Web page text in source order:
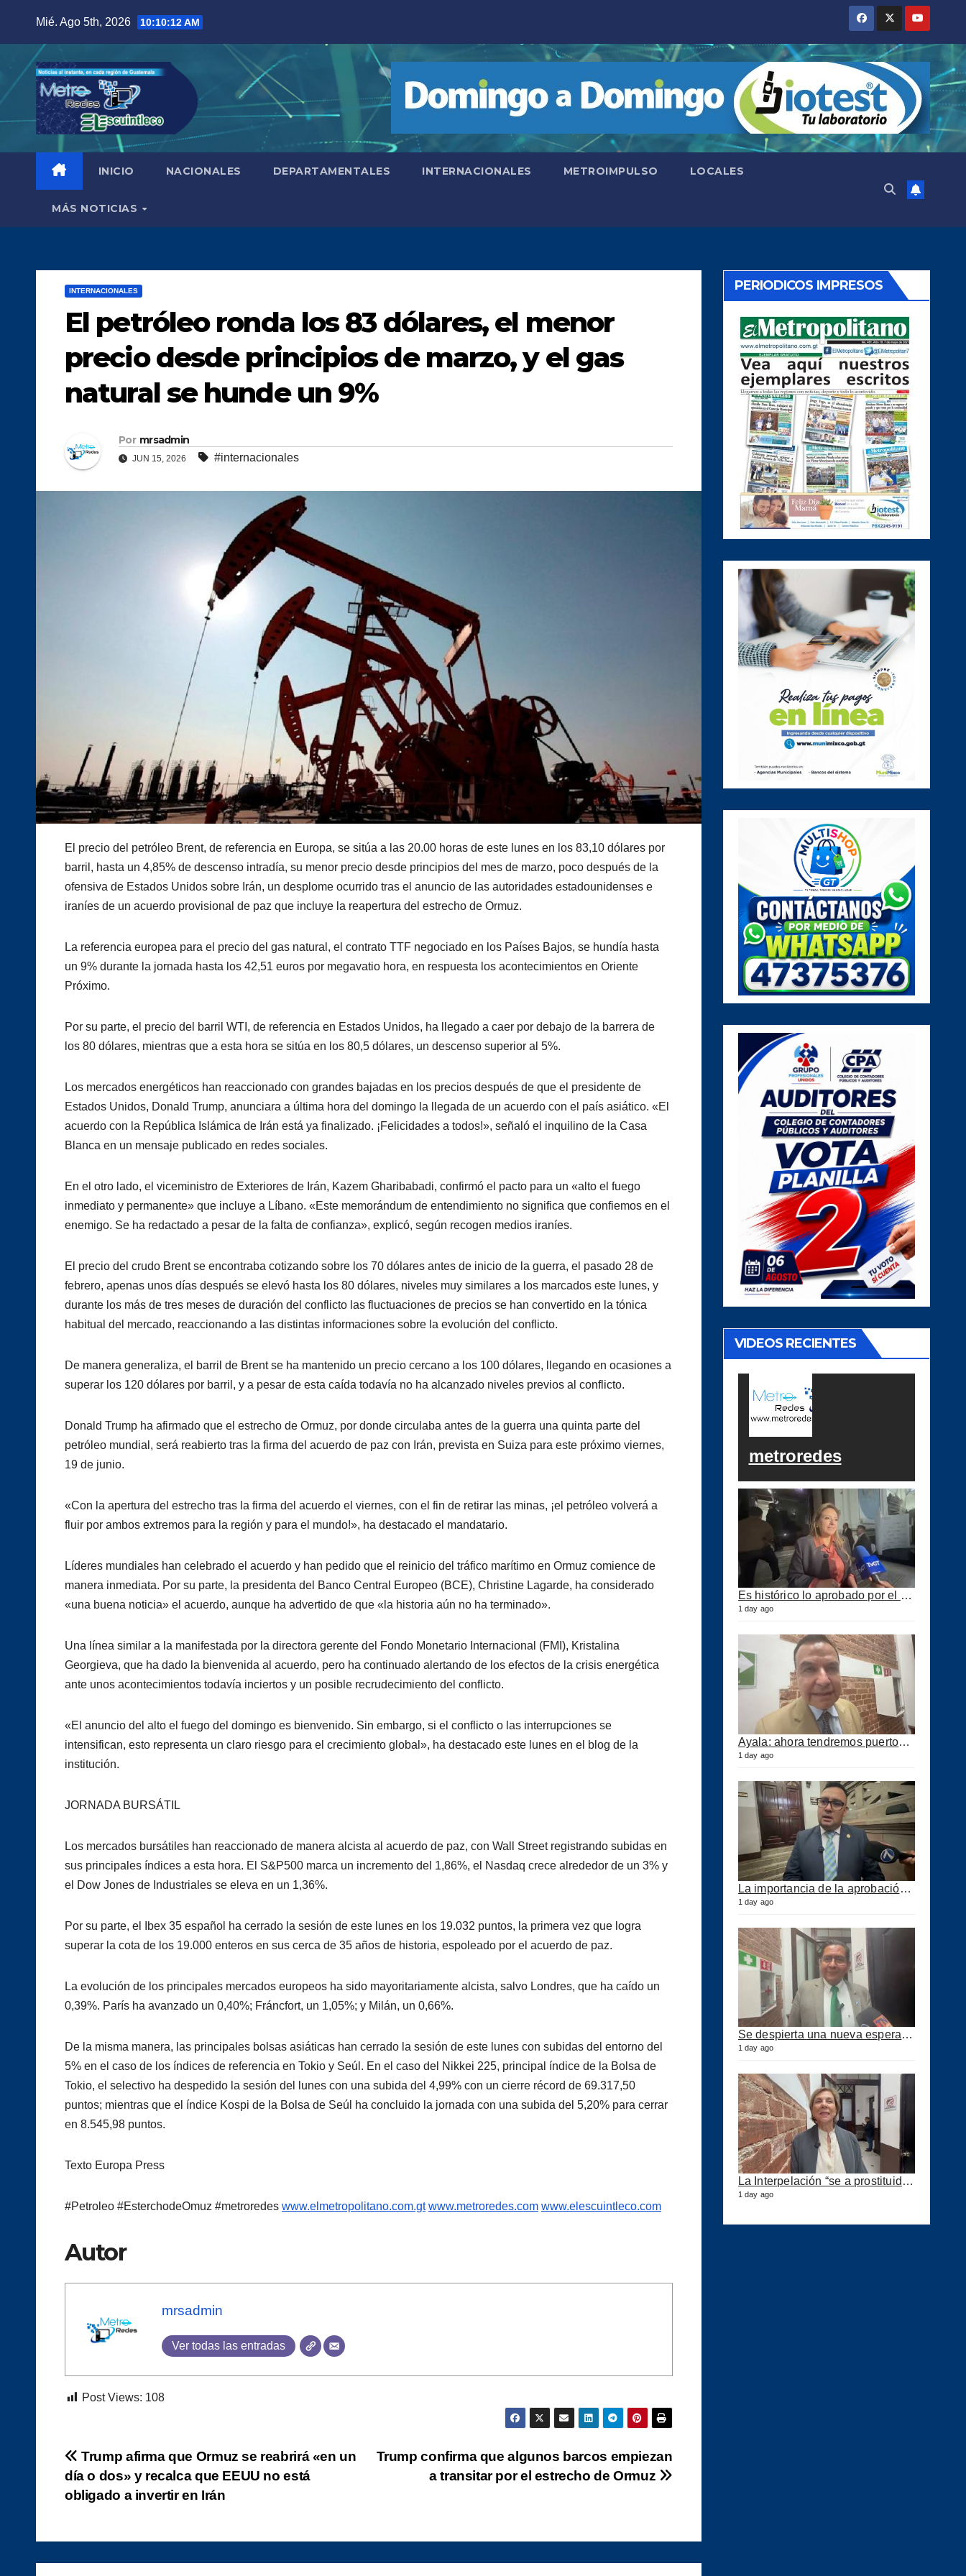
contenido
Mié. Ago 5th, 2026 10:10:14 AM
INICIO NACIONALES DEPARTAMENTALES INTERNACIONALES METROIMPULSO LOCALES
MÁS NOTICIAS
INTERNACIONALES
El petróleo ronda los 83 dólares, el menor
precio desde principios de marzo, y el gas
natural se hunde un 9%
Por mrsadmin
JUN 15, 2026 #internacionales
El precio del petróleo Brent, de referencia en Europa, se sitúa a las 20.00 horas de este lunes en los 83,10 dólares por
barril, hasta un 4,85% de descenso intradía, su menor precio desde principios del mes de marzo, poco después de la
ofensiva de Estados Unidos sobre Irán, un desplome ocurrido tras el anuncio de las autoridades estadounidenses e
iraníes de un acuerdo provisional de paz que incluye la reapertura del estrecho de Ormuz.
La referencia europea para el precio del gas natural, el contrato TTF negociado en los Países Bajos, se hundía hasta
un 9% durante la jornada hasta los 42,51 euros por megavatio hora, en respuesta los acontecimientos en Oriente
Próximo.
Por su parte, el precio del barril WTI, de referencia en Estados Unidos, ha llegado a caer por debajo de la barrera de
los 80 dólares, mientras que a esta hora se sitúa en los 80,5 dólares, un descenso superior al 5%.
Los mercados energéticos han reaccionado con grandes bajadas en los precios después de que el presidente de
Estados Unidos, Donald Trump, anunciara a última hora del domingo la llegada de un acuerdo con el país asiático. «El
acuerdo con la República Islámica de Irán está ya finalizado. ¡Felicidades a todos!», señaló el inquilino de la Casa
Blanca en un mensaje publicado en redes sociales.
En el otro lado, el viceministro de Exteriores de Irán, Kazem Gharibabadi, confirmó el pacto para un «alto el fuego
inmediato y permanente» que incluye a Líbano. «Este memorándum de entendimiento no significa que confiemos en el
enemigo. Se ha redactado a pesar de la falta de confianza», explicó, según recogen medios iraníes.
El precio del crudo Brent se encontraba cotizando sobre los 70 dólares antes de inicio de la guerra, el pasado 28 de
febrero, apenas unos días después se elevó hasta los 80 dólares, niveles muy similares a los marcados este lunes, y
durante los más de tres meses de duración del conflicto las fluctuaciones de precios se han convertido en la tónica
habitual del mercado, reaccionando a las distintas informaciones sobre la evolución del conflicto.
De manera generaliza, el barril de Brent se ha mantenido un precio cercano a los 100 dólares, llegando en ocasiones a
superar los 120 dólares por barril, y a pesar de esta caída todavía no ha alcanzado niveles previos al conflicto.
Donald Trump ha afirmado que el estrecho de Ormuz, por donde circulaba antes de la guerra una quinta parte del
petróleo mundial, será reabierto tras la firma del acuerdo de paz con Irán, prevista en Suiza para este próximo viernes,
19 de junio.
«Con la apertura del estrecho tras la firma del acuerdo el viernes, con el fin de retirar las minas, ¡el petróleo volverá a
fluir por ambos extremos para la región y para el mundo!», ha destacado el mandatario.
Líderes mundiales han celebrado el acuerdo y han pedido que el reinicio del tráfico marítimo en Ormuz comience de
manera inmediata. Por su parte, la presidenta del Banco Central Europeo (BCE), Christine Lagarde, ha considerado
«una buena noticia» el acuerdo, aunque ha advertido de que «la historia aún no ha terminado».
Una línea similar a la manifestada por la directora gerente del Fondo Monetario Internacional (FMI), Kristalina
Georgieva, que ha dado la bienvenida al acuerdo, pero ha continuado alertando de los efectos de la crisis energética
ante unos acontecimientos todavía inciertos y un posible recrudecimiento del conflicto.
«El anuncio del alto el fuego del domingo es bienvenido. Sin embargo, si el conflicto o las interrupciones se
intensifican, esto representa un claro riesgo para el crecimiento global», ha destacado este lunes en el blog de la
institución.
JORNADA BURSÁTIL
Los mercados bursátiles han reaccionado de manera alcista al acuerdo de paz, con Wall Street registrando subidas en
sus principales índices a esta hora. El S&P500 marca un incremento del 1,86%, el Nasdaq crece alrededor de un 3% y
el Dow Jones de Industriales se eleva en un 1,36%.
Por su parte, el Ibex 35 español ha cerrado la sesión de este lunes en los 19.032 puntos, la primera vez que logra
superar la cota de los 19.000 enteros en sus cerca de 35 años de historia, espoleado por el acuerdo de paz.
La evolución de los principales mercados europeos ha sido mayoritariamente alcista, salvo Londres, que ha caído un
0,39%. París ha avanzado un 0,40%; Fráncfort, un 1,05%; y Milán, un 0,66%.
De la misma manera, las principales bolsas asiáticas han cerrado la sesión de este lunes con subidas del entorno del
5% en el caso de los índices de referencia en Tokio y Seúl. En el caso del Nikkei 225, principal índice de la Bolsa de
Tokio, el selectivo ha despedido la sesión del lunes con una subida del 4,99% con un cierre récord de 69.317,50
puntos; mientras que el índice Kospi de la Bolsa de Seúl ha concluido la jornada con una subida del 5,20% para cerrar
en 8.545,98 puntos.
Texto Europa Press
#Petroleo #EsterchodeOmuz #metroredes www.elmetropolitano.com.gt www.metroredes.com www.elescuintleco.com
Autor
mrsadmin
Ver todas las entradas
Post Views: 108
Navegación
de
Trump confirma que algunos barcos empiezan
a transitar por el estrecho de Ormuz
Trump afirma que Ormuz se reabrirá «en un
día o dos» y recalca que EEUU no está
obligado a invertir en Irán
PERIODICOS IMPRESOS
VIDEOS RECIENTES
metroredes
Es histórico lo aprobado por el Congreso ahora se podrán construir puertos privados
1 day ago
Ayala: ahora tendremos puertos eficientes y seguros con esta ley aprobada
1 day ago
La importancia de la aprobación de la ley de puertos
1 day ago
Se despierta una nueva esperanza para mejorar los puertos del país
1 day ago
La Interpelación “se a prostituido” en el Congreso expresa diputada Marroquín
1 day ago